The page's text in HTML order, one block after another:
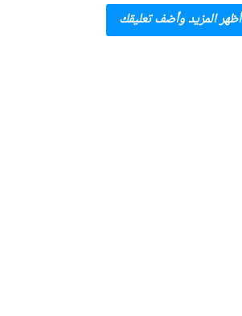
أظهر المزيد وأضف تعليقك